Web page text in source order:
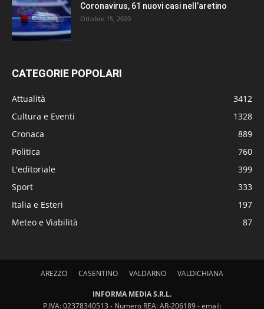
Coronavirus, 61 nuovi casi nell’aretino
Ottobre 15, 2020
CATEGORIE POPOLARI
Attualità
3412
Cultura e Eventi
1328
Cronaca
889
Politica
760
L'editoriale
399
Sport
333
Italia e Esteri
197
Meteo e Viabilità
87
AREZZO CASENTINO VALDARNO VALDICHIANA
INFORMA MEDIA S.R.L.
P.IVA: 02378340513 - Numero REA: AR-206189 - email: